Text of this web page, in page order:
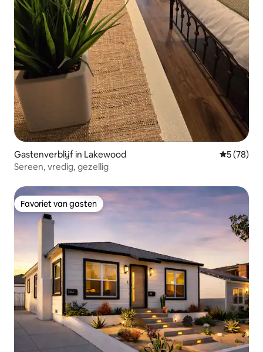
Gastenverblijf in Lakewood
5 (78)
Sereen, vredig, gezellig
Favoriet van gasten
Favoriet van gasten